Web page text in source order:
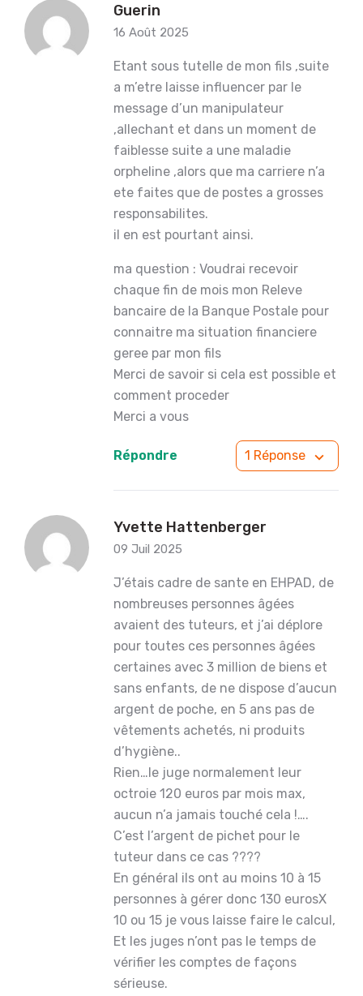
Guerin
16 Août 2025
Etant sous tutelle de mon fils ,suite
a m’etre laisse influencer par le
message d’un manipulateur
,allechant et dans un moment de
faiblesse suite a une maladie
orpheline ,alors que ma carriere n’a
ete faites que de postes a grosses
responsabilites.
il en est pourtant ainsi.
ma question : Voudrai recevoir
chaque fin de mois mon Releve
bancaire de la Banque Postale pour
connaitre ma situation financiere
geree par mon fils
Merci de savoir si cela est possible et
comment proceder
Merci a vous
Répondre 1 Réponse
Yvette Hattenberger
09 Juil 2025
J’étais cadre de sante en EHPAD, de
nombreuses personnes âgées
avaient des tuteurs, et j’ai déplore
pour toutes ces personnes âgées
certaines avec 3 million de biens et
sans enfants, de ne dispose d’aucun
argent de poche, en 5 ans pas de
vêtements achetés, ni produits
d’hygiène..
Rien…le juge normalement leur
octroie 120 euros par mois max,
aucun n’a jamais touché cela !….
C’est l’argent de pichet pour le
tuteur dans ce cas ????
En général ils ont au moins 10 à 15
personnes à gérer donc 130 eurosX
10 ou 15 je vous laisse faire le calcul,
Et les juges n’ont pas le temps de
vérifier les comptes de façons
sérieuse.